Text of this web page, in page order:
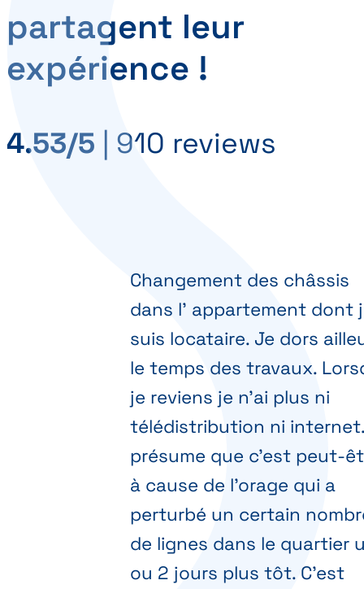
partagent leur
expérience !
4.53/5 910 reviews
Changement des châssis
dans l' appartement dont
suis locataire. Je dors
le temps des travaux.
je reviens je n'ai plus ni
télédistribution ni
présume que c'est peut-
à cause de l'orage qui a
perturbé un certain
de lignes dans le quartier
ou 2 jours plus tôt. C'est